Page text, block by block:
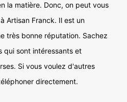
la matière. Donc, on peut vous
Artisan Franck. Il est un
très bonne réputation. Sachez
qui sont intéressants et
Si vous voulez d'autres
directement.